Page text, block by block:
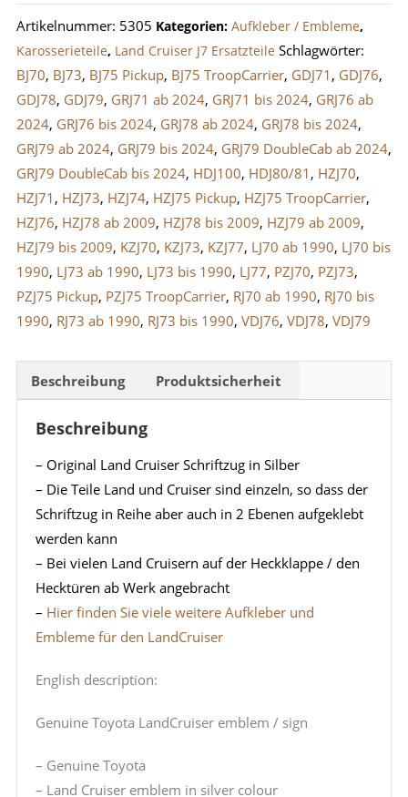
/
Buchstaben
/
Schriftzug
Silber
Menge
Artikelnummer: 5305 Kategorien: Aufkleber / Embleme,
Karosserieteile, Land Cruiser J7 Ersatzteile Schlagwörter:
BJ70, BJ73, BJ75 Pickup, BJ75 TroopCarrier, GDJ71 , GDJ76,
GDJ78, GDJ79, GRJ71 ab 2024, GRJ71 bis 2024, GRJ76 ab
2024, GRJ76 bis 2024, GRJ78 ab 2024, GRJ78 bis 2024,
GRJ79 ab 2024, GRJ79 bis 2024, GRJ79 DoubleCab ab 2024,
GRJ79 DoubleCab bis 2024, HDJ100, HDJ80/81 , HZJ70,
HZJ71 , HZJ73, HZJ74, HZJ75 Pickup, HZJ75 TroopCarrier,
HZJ76, HZJ78 ab 2009, HZJ78 bis 2009, HZJ79 ab 2009,
HZJ79 bis 2009, KZJ70, KZJ73, KZJ77, LJ70 ab 1990, LJ70 bis
1990, LJ73 ab 1990, LJ73 bis 1990, LJ77, PZJ70, PZJ73,
PZJ75 Pickup, PZJ75 TroopCarrier, RJ70 ab 1990, RJ70 bis
1990, RJ73 ab 1990, RJ73 bis 1990, VDJ76, VDJ78, VDJ79
Beschreibung Produktsicherheit
Beschreibung
– Original Land Cruiser Schriftzug in Silber
– Die Teile Land und Cruiser sind einzeln, so dass der
Schriftzug in Reihe aber auch in 2 Ebenen aufgeklebt
werden kann
– Bei vielen Land Cruisern auf der Heckklappe / den
Hecktüren ab Werk angebracht
– Hier finden Sie viele weitere Aufkleber und
Embleme für den LandCruiser
English description:
Genuine Toyota LandCruiser emblem / sign
– Genuine Toyota
– Land Cruiser emblem in silver colour